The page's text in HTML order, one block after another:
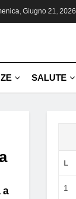
Giugno 21, 2026
SALUTE
a
L
1